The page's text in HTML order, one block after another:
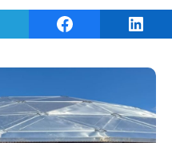
Share on TelegramShare on Facebook